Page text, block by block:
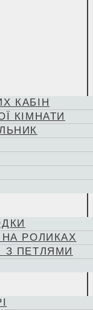
КАБІН
КІМНАТИ
РОЛИКАХ
З ПЕТЛЯМИ